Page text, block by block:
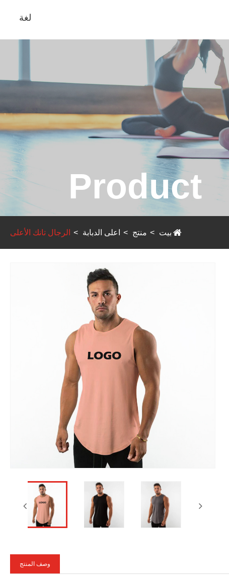
لغة
Product
بيت منتج اعلى الدبابة الرجال تانك الأعلى
وصف المنتج